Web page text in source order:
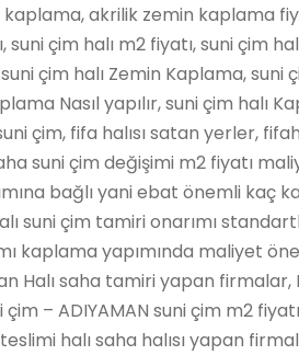
akrilik zemin kaplama
çim halı m2 fiyatı, suni çim
çim halı Zemin Kaplama, suni
Nasıl yapılır, suni çim halı
çim, fifa halısı satan yerler,
suni çim değişimi m2 fiyatı
bağlı yani ebat önemli kaç
suni çim tamiri onarımı
kaplama yapımında maliyet
Halı saha tamiri yapan firmalar,
– ADIYAMAN suni çim m2
halı saha halısı yapan